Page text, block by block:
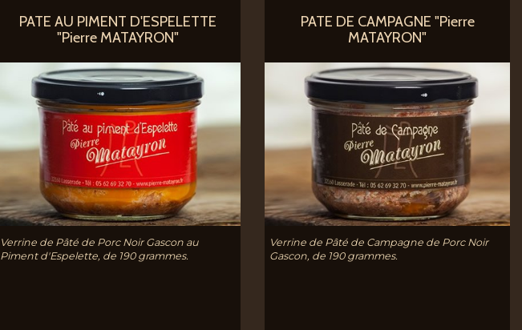
PATE AU PIMENT D'ESPELETTE
"Pierre MATAYRON"
Verrine de Pâté de Porc Noir Gascon au
Piment d'Espelette, de 190 grammes.
PATE DE CAMPAGNE "Pierre
MATAYRON"
Verrine de Pâté de Campagne de Porc Noir
Gascon, de 190 grammes.